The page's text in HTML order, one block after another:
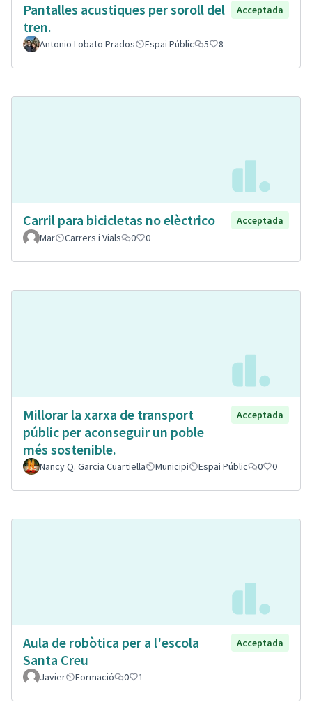
Pantalles acustiques per soroll del
tren.
Acceptada
Antonio Lobato Prados Espai Públic 5 8
Carril para bicicletas no elèctrico
Acceptada
Mar
Carrers i Vials 0 0
Millorar la xarxa de transport
públic per aconseguir un poble
més sostenible.
Acceptada
Nancy Q. Garcia Cuartiella Municipi Espai Públic 0 0
Aula de robòtica per a l'escola
Santa Creu
Acceptada
Javier Formació 0 1